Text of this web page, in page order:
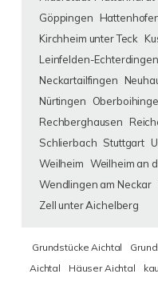
Göppingen
Kirchheim unter Teck
Leinfelden-Echterdingen
Neckartailfingen
Nürtingen
Rechberghausen
Schlierbach Stuttgart
Weilheim Weilheim an
Wendlingen am Neckar
Zell unter Aichelberg
Grundstücke Aichtal
Aichtal
Häuser Aichtal